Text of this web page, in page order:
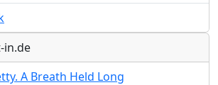
in.de
A Breath Held Long